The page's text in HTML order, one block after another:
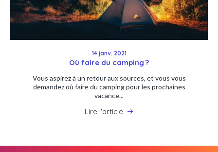
14 janv. 2021
Où faire du camping ?
Vous aspirez à un retour aux sources, et vous vous
demandez où faire du camping pour les prochaines
vacance...
Lire l'article